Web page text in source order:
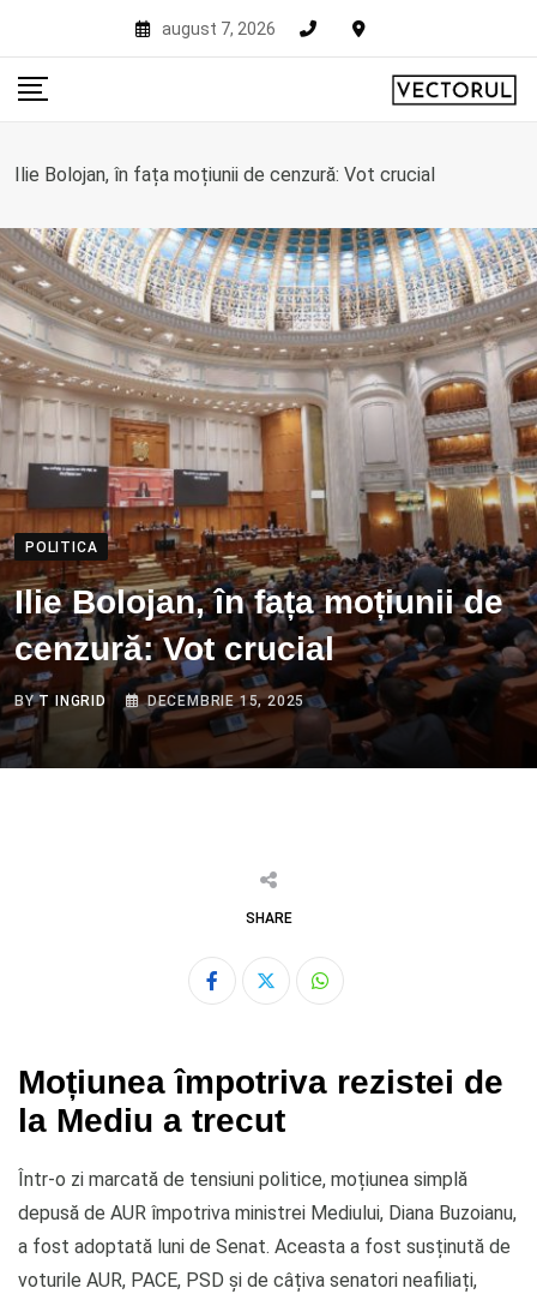
content
august 7, 2026
Ilie Bolojan, în fața moțiunii de cenzură: Vot crucial
POLITICA
Ilie Bolojan, în fața moțiunii de
cenzură: Vot crucial
BYT INGRID DECEMBRIE 15, 2025
SHARE
Whatsapp
Moțiunea împotriva rezistei de
la Mediu a trecut
Într-o zi marcată de tensiuni politice, moțiunea simplă
depusă de AUR împotriva ministrei Mediului, Diana Buzoianu,
a fost adoptată luni de Senat. Aceasta a fost susținută de
voturile AUR, PACE, PSD și de câțiva senatori neafiliați,